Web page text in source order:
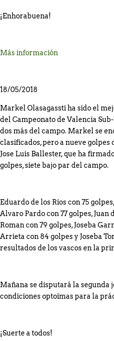
¡Enhorabuena!
Más información
18/05/2018
Markel Olasagassti ha sido el
del Campeonato de Valencia
dos más del campo. Markel se
clasificados, pero a nueve
Jose Luis Ballester, que ha
golpes, siete bajo par del campo.
Eduardo de los Rios con 75
Alvaro Pardo con 77 golpes, Juan
Roman con 79 golpes, Joseba
Arrieta con 84 golpes y Joseba
resultados de los vascos en la
Mañana se disputará la segunda
condiciones optoimas para la
¡Suerte a todos!